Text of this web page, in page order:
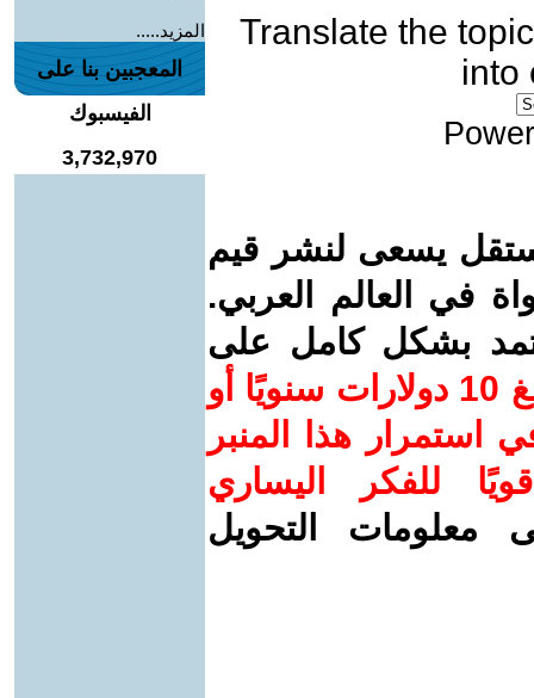
Translate the topic
into
يسعى لنشر قيم
في العالم العربي.
بشكل كامل على
ساهم/ي معنا! بدعمكم بمبلغ 10 دولارات سنويًا أو
استمرار هذا المنبر
للفكر اليساري
معلومات التحويل
المزيد.....
المعجبين بنا على
الفيسبوك
3,732,970